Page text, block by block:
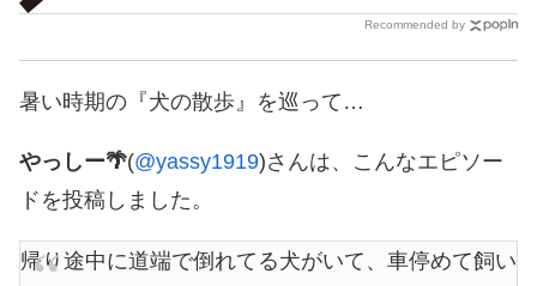
Recommended by
暑い時期の『犬の散歩』を巡って…
やっしー🌴(@yassy1919)さんは、こんなエピソー
ドを投稿しました。
帰り途中に道端で倒れてる犬がいて、車停めて飼い